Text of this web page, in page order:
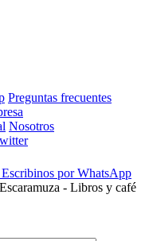
Preguntas frecuentes
Nosotros
Escribinos por WhatsApp
- Libros y café